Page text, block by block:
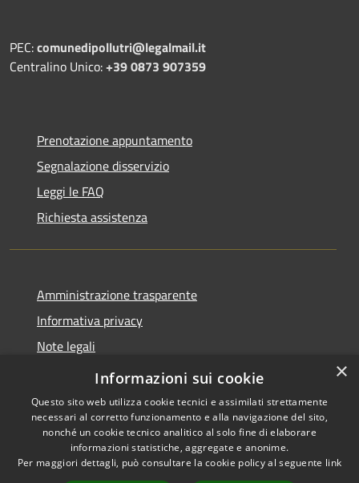
PEC:comunedipollutri@legalmail.it
Centralino Unico:+39 0873 907359
Prenotazione appuntamento
Segnalazione disservizio
Leggi le FAQ
Richiesta assistenza
Amministrazione trasparente
Informativa privacy
Note legali
Dichiarazione di accessibilità
Accessibilità
Copyright © 2026 • Comune di
Pollutri • Powered by
×
Informazioni sui cookie
Questo sito web utilizza cookie tecnici e assimilati strettamente
necessari al corretto funzionamento e alla navigazione del sito,
nonché un cookie tecnico analitico al solo fine di elaborare
informazioni statistiche, aggregate e anonime.
Per maggiori dettagli, può consultare la cookie policy al seguente link